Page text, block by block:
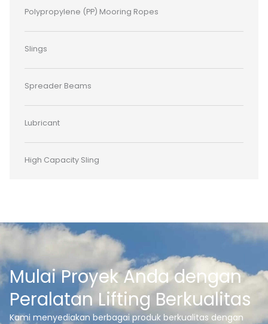
Polypropylene (PP) Mooring Ropes
Slings
Spreader Beams
Lubricant
High Capacity Sling
Mulai Proyek Anda dengan
Peralatan Lifting Berkualitas
Kami menyediakan berbagai produk berkualitas dengan